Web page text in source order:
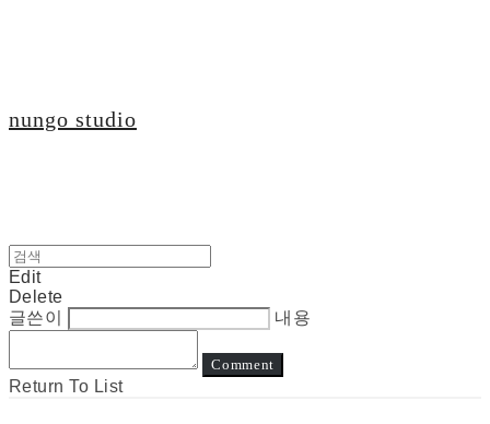
nungo studio
Edit
Delete
글쓴이
내용
Comment
Return To List